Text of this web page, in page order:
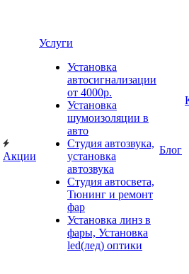
Акции
Услуги
Установка
автосигнализации
от 4000р.
Установка
шумоизоляции в
авто
Студия автозвука,
установка
автозвука
Студия автосвета,
Тюнинг и ремонт
фар
Установка линз в
фары, Установка
led(лед) оптики
Блог